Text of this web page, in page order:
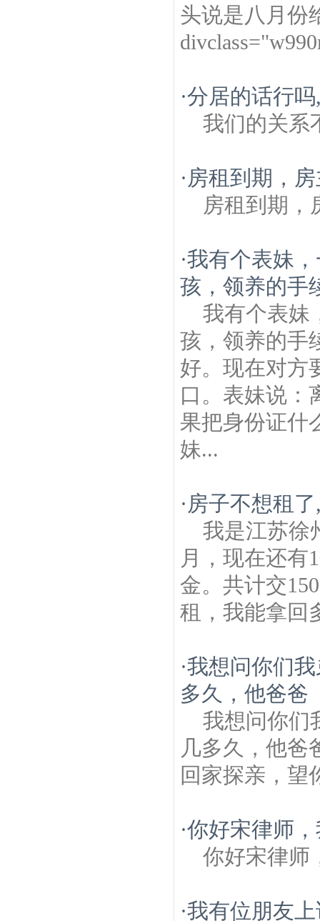
头说是八月份
·分居的话行
我们的关系
· 房租到期，
房租到期，
·我有个表妹
孩，领养的手
我有个表妹
孩，领养的手
好。现在对方
口。表妹说：
果把身份证什
妹...
· 房子不想租
我是江苏徐
月，现在还有
金。共计交
租，我能拿回
·我想问你们
多久，他爸爸
我想问你们
几多久，他爸
回家探亲，望
·你好宋律师
你好宋律师
·我有位朋友